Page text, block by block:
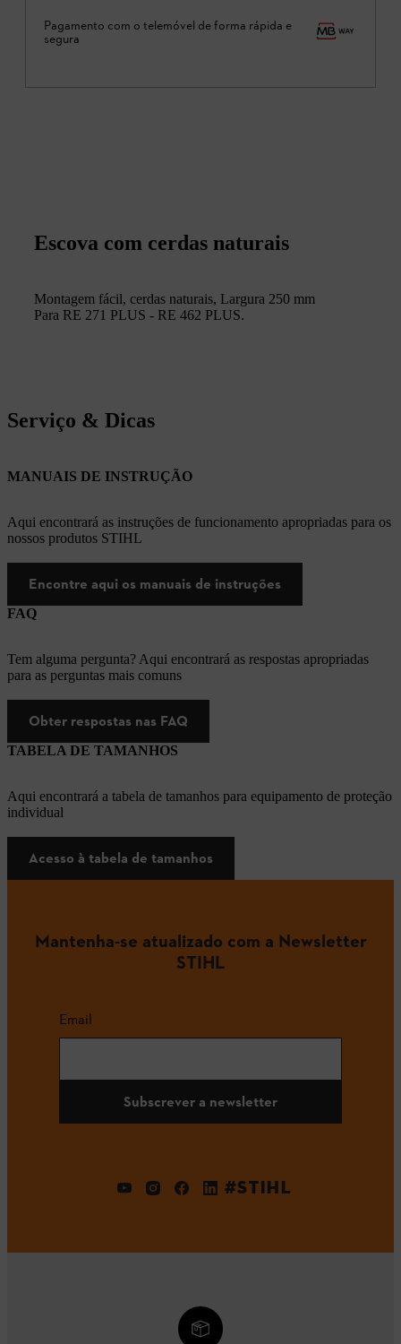
Pagamento com o telemóvel de forma rápida e
segura
Escova com cerdas naturais
Montagem fácil, cerdas naturais, Largura 250 mm
Para RE 271 PLUS - RE 462 PLUS.
Serviço & Dicas
MANUAIS DE INSTRUÇÃO
Aqui encontrará as instruções de funcionamento apropriadas para os
nossos produtos STIHL
Encontre aqui os manuais de instruções
FAQ
Tem alguma pergunta? Aqui encontrará as respostas apropriadas
para as perguntas mais comuns
Obter respostas nas FAQ
TABELA DE TAMANHOS
Aqui encontrará a tabela de tamanhos para equipamento de proteção
individual
Acesso à tabela de tamanhos
Mantenha-se atualizado com a Newsletter
STIHL
Email
Subscrever a newsletter
#STIHL